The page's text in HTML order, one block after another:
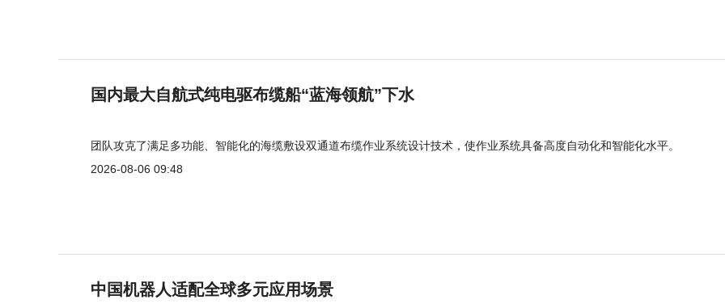
国内最大自航式纯电驱布缆船“蓝海领航”下水
团队攻克了满足多功能、智能化的海缆敷设双通道布缆作业系统设计技术，使作业系统具备高度自动化和智能化水平。
2026-08-06 09:48
中国机器人适配全球多元应用场景